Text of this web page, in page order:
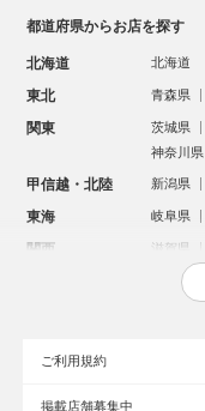
都道府県からお店を探す
北海道 北海道
東北 青森県
関東 茨城県
神奈川県
甲信越・北陸 新潟県
東海 岐阜県
関西 滋賀県
鳥取県
ご利用規約
掲載店舗募集中